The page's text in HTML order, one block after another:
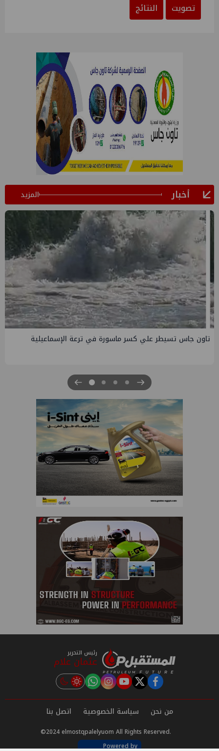
تصويت
النتائج
أخبار المزيد
صفقة إماراتية جديدة في الساحل الشمالي ب135 مليار جنيه
رئيس التحرير
عثمان علام
facebook
twitter
youtube
instagram
tiktok
من نحن سياسة الخصوصية اتصل بنا
©2024 elmostqpalelyuom All Rights Reserved.
Powered by